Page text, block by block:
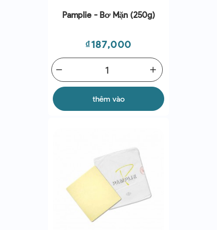
Pamplie - Bơ Mặn (250g)
Giá
₫187,000
add
remove
thêm vào